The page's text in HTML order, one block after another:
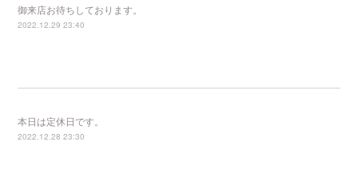
御来店お待ちしております。
2022.12.29 23:40
本日は定休日です。
2022.12.28 23:30